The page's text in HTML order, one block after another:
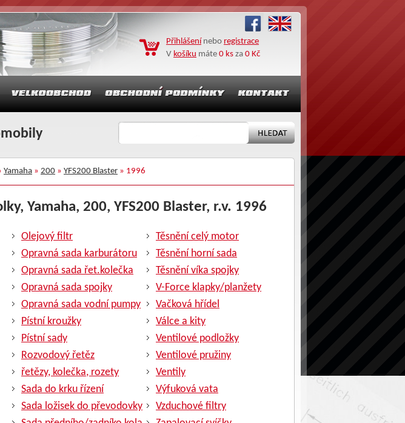
Přihlášení nebo registrace
V košíku máte 0 ks za 0 Kč
Yamaha » 200 » YFS200 Blaster » 1996
Yamaha, 200, YFS200 Blaster, r.v. 1996
Olejový filtr
Těsnění celý motor
Opravná sada karburátoru
Těsnění horní sada
Opravná sada řet.kolečka
Těsnění víka spojky
Opravná sada spojky
V-Force klapky/planžety
Opravná sada vodní pumpy
Vačková hřídel
Pístní kroužky
Válce a kity
Pístní sady
Ventilové podložky
Rozvodový řetěz
Ventilové pružiny
řetězy, kolečka, rozety
Ventily
Sada do krku řízení
Výfuková vata
Sada ložisek do převodovky
Vzduchové filtry